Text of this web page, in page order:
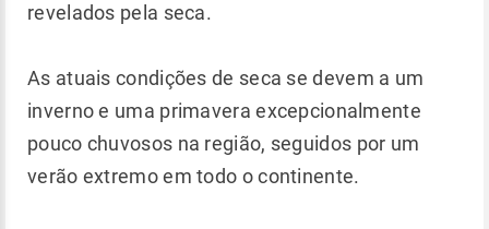
revelados pela seca.
As atuais condições de seca se devem a um
inverno e uma primavera excepcionalmente
pouco chuvosos na região, seguidos por um
verão extremo em todo o continente.